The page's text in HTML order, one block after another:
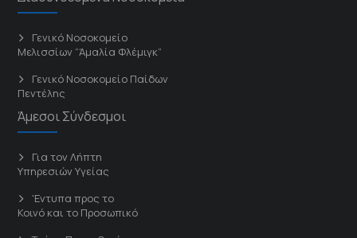
Γενικό Νοσοκομείο
Μελισσίων “Άμαλία Φλέμιγκ”
Γενικό Νοσοκομείο Παίδων
Πεντέλης
Άμεσοι Σύνδεσμοι
Για τον Λήπτη
Υπηρεσιών Υγείας
'Εντυπα προς το
Κοινό και το Προσωπικό